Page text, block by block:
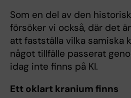
Som en del av den
försöker vi också, där det
att fastställa vilka samiska
något tillfälle passerat
idag inte finns på KI.
Ett oklart kranium finns